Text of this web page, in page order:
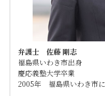
弁護士 佐藤 剛志
福島県いわき市出身
慶応義塾大学卒業
2005年 福島県いわき市